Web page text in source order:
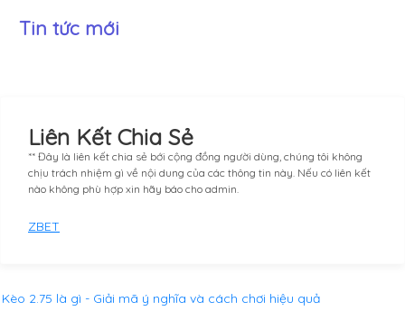
Tin tức mới
Liên Kết Chia Sẻ
** Đây là liên kết chia sẻ bới cộng đồng người dùng, chúng tôi không
chịu trách nhiệm gì về nội dung của các thông tin này. Nếu có liên kết
nào không phù hợp xin hãy báo cho admin.
ZBET
Kèo 2.75 là gì - Giải mã ý nghĩa và cách chơi hiệu quả